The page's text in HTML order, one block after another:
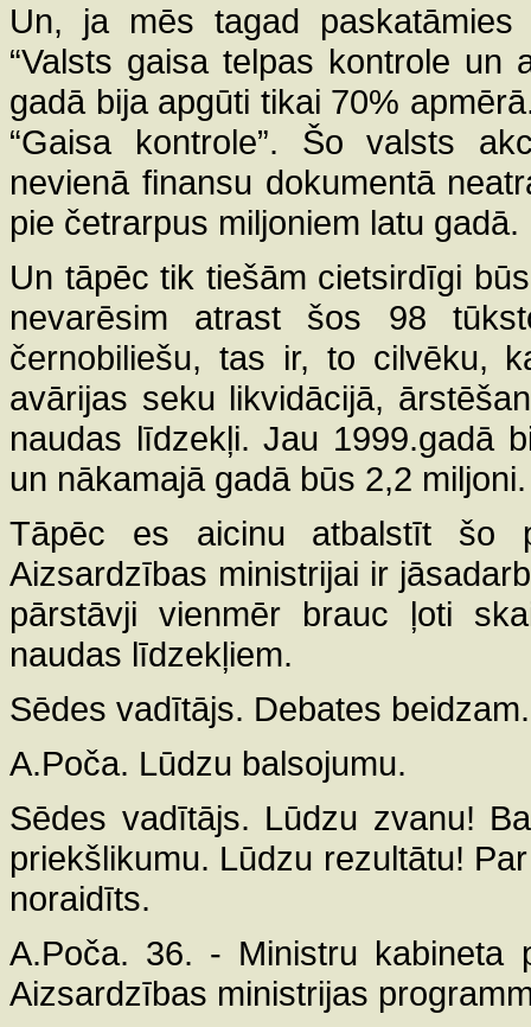
Un, ja mēs tagad paskatāmies
“Valsts gaisa telpas kontrole un
gadā bija apgūti tikai 70%
“Gaisa kontrole”. Šo valsts
nevienā finansu dokumentā
pie četrarpus miljoniem latu gadā.
Un tāpēc tik tiešām cietsirdīgi
nevarēsim atrast šos 98
černobiliešu, tas ir, to cilvēku,
avārijas seku likvidācijā,
naudas līdzekļi. Jau 1999.gadā
un nākamajā gadā būs 2,2 miljoni.
Tāpēc es aicinu atbalstīt šo
Aizsardzības ministrijai ir
pārstāvji vienmēr brauc ļoti
naudas līdzekļiem.
Sēdes vadītājs. Debates
A.Poča. Lūdzu balsojumu.
Sēdes vadītājs. Lūdzu zvanu!
priekšlikumu. Lūdzu rezultātu!
noraidīts.
A.Poča. 36. - Ministru kabineta
Aizsardzības ministrijas